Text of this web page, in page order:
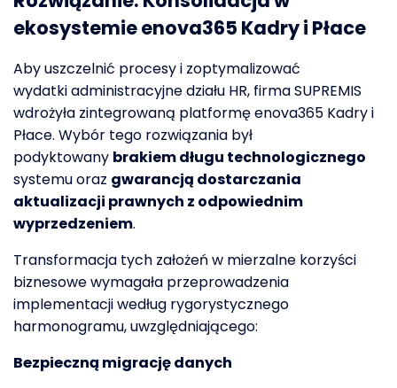
ekosystemie enova365 Kadry i Płace
Abyuszczelnić procesy i zoptymalizować
wydatkiadministracyjne działu HR, firma SUPREMIS
wdrożyła zintegrowaną platformę enova365 Kadry i
Płace. Wybór tego rozwiązania był
podyktowany brakiem długu technologicznego
systemuoraz gwarancją dostarczania
aktualizacji prawnych z odpowiednim
wyprzedzeniem.
Transformacja tych założeń w mierzalne korzyści
biznesowe wymagała przeprowadzenia
implementacji według rygorystycznego
harmonogramu, uwzględniającego:
Bezpiecznąmigracjędanych